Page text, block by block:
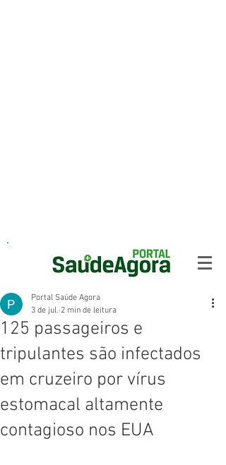
125 passageiros e
tripulantes são infectados
em cruzeiro por vírus
estomacal altamente
contagioso nos EUA
Portal Saúde Agora
3 de jul. 2 min de leitura